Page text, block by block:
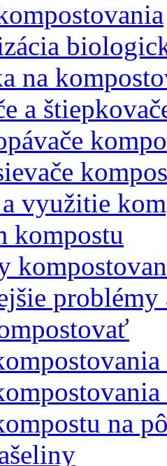
na
a
využitie
kompostu
problémy
na